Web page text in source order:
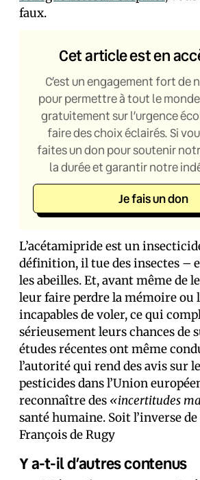
faux.
Cet article est en
C’est un engagement fort de
pour permettre à tout le
gratuitement sur l’urgence
faire des choix éclairés. Si
faites un don pour soutenir
la durée et garantir notre
Je fais un don
L’acétamipride est un
définition, il tue des insectes –
les abeilles. Et, avant même de
leur faire perdre la mémoire ou
incapables de voler, ce qui
sérieusement leurs chances de
études récentes ont même
l’autorité qui rend des avis sur
pesticides dans l’Union
reconnaître des «incertitudes
santé humaine. Soit l’inverse
François de Rugy
Y a-t-il d’autres contenus